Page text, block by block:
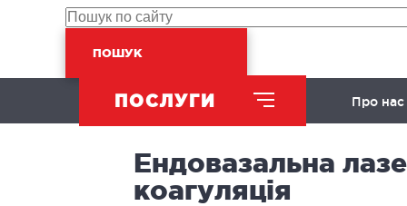
ПОШУК
ПОСЛУГИ Про нас
ХІРУРГІЧНИЙ НАПРЯМ
Ендовазальна
коагуляція